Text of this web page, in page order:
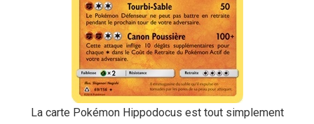
La carte Pokémon Hippodocus est tout simplement